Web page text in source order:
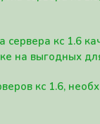
кс 1.6
на выгодных
кс 1.6,